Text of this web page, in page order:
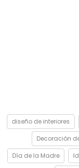
diseño de interiores
Decoración
Día de la Madre